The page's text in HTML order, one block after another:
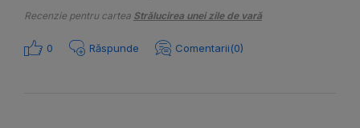
Recenzie pentru cartea Strălucirea unei zile de vară
0 Răspunde Comentarii(0)